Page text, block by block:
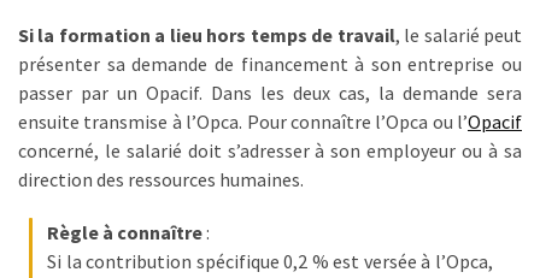
USED
CATEGORIES
News
(1 096)
Si la formation a lieu hors temps de travail, le salarié peut
présenter sa demande de financement à son entreprise ou
passer par un Opacif. Dans les deux cas, la demande sera
ensuite transmise à l’Opca. Pour connaître l’Opca ou l’Opacif
concerné, le salarié doit s’adresser à son employeur ou à sa
direction des ressources humaines.
Règle à connaître:
Si la contribution spécifique 0,2 % est versée à l’Opca,